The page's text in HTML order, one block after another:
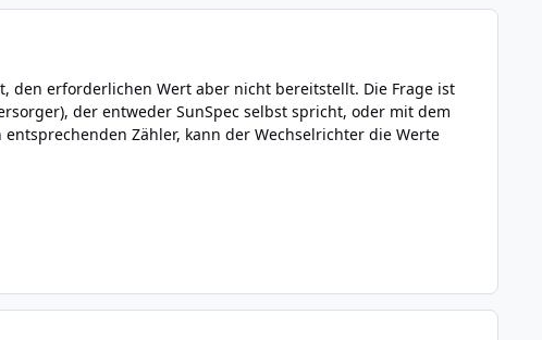
den erforderlichen Wert aber nicht bereitstellt. Die Frage ist
der entweder SunSpec selbst spricht, oder mit dem
Zähler, kann der Wechselrichter die Werte